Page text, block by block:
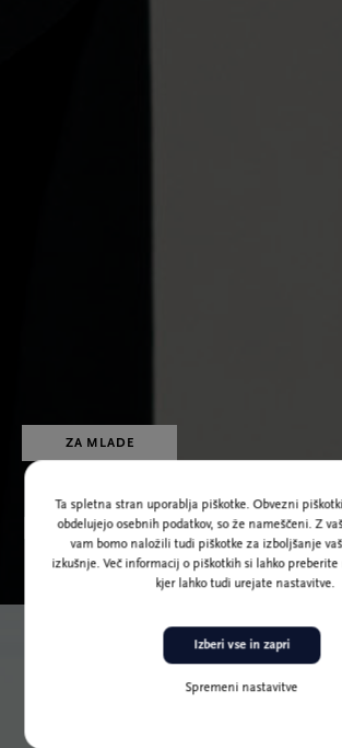
ZA MLADE
Predstave za mlade
Ta spletna stran uporablja piškotke. Obvezni
obdelujejo osebnih podatkov, so že nameščeni. Z
vam bomo naložili tudi piškotke za izboljšanje
izkušnje. Več informacij o piškotkih si lahko
kjer lahko tudi urejate nastavitve.
Spremeni nastavitve
Izberi vse in zapri